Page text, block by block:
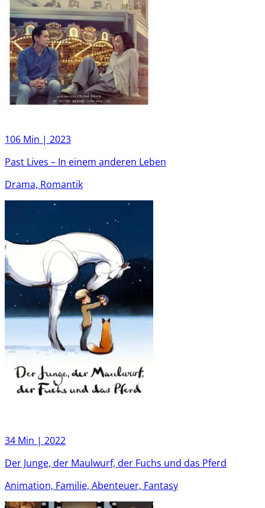
106 Min | 2023
Past Lives – In einem anderen Leben
Drama, Romantik
34 Min | 2022
Der Junge, der Maulwurf, der Fuchs und das Pferd
Animation, Familie, Abenteuer, Fantasy